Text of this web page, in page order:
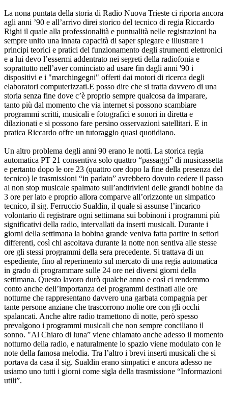
La nona puntata della storia di Radio Nuova Trieste ci riporta ancora
agli anni ’90 e all’arrivo direi storico del tecnico di regia Riccardo
Righi il quale alla professionalità e puntualità nelle registrazioni ha
sempre unito una innata capacità di saper spiegare e illustrare i
principi teorici e pratici del funzionamento degli strumenti elettronici
e a lui devo l’essermi addentrato nei segreti della radiofonia e
soprattutto nell’aver cominciato ad usare fin dagli anni '90 i
dispositivi e i "marchingegni" offerti dai motori di ricerca degli
elaboratori computerizzati.E posso dire che si tratta davvero di una
storia senza fine dove c’è proprio sempre qualcosa da imparare,
tanto più dal momento che via internet si possono scambiare
programmi scritti, musicali e fotografici e sonori in diretta e
dilazionati e si possono fare persino osservazioni satellitari. E in
pratica Riccardo offre un tutoraggio quasi quotidiano.
Un altro problema degli anni 90 erano le notti. La storica regia
automatica PT 21 consentiva solo quattro “passaggi” di musicassetta
e pertanto dopo le ore 23 (quattro ore dopo la fine della presenza del
tecnico) le trasmissioni “in parlato” avrebbero dovuto cedere il passo
al non stop musicale spalmato sull’andirivieni delle grandi bobine da
3 ore per lato e proprio allora comparve all’orizzonte un simpatico
tecnico, il sig. Ferruccio Sualdin, il quale si assunse l’incarico
volontario di registrare ogni settimana sui bobinoni i programmi più
significativi della radio, intervallati da inserti musicali. Durante i
giorni della settimana la bobina grande veniva fatta partire in settori
differenti, così chi ascoltava durante la notte non sentiva alle stesse
ore gli stessi programmi della sera precedente. Si trattava di un
espediente, fino al reperimento sul mercato di una regia automatica
in grado di programmare sulle 24 ore nei diversi giorni della
settimana. Questo lavoro durò qualche anno e così ci rendemmo
conto anche dell’importanza dei programmi destinati alle ore
notturne che rappresentano davvero una garbata compagnia per
tante persone anziane che trascorrono molte ore con gli occhi
spalancati. Anche altre radio tramettono di notte, però spesso
prevalgono i programmi musicali che non sempre conciliano il
sonno. "Al Chiaro di luna” viene chiamato anche adesso il momento
notturno della radio, e naturalmente lo spazio viene modulato con le
note della famosa melodia. Tra l’altro i brevi inserti musicali che si
portava da casa il sig. Sualdin erano simpatici e ancora adesso ne
usiamo uno tutti i giorni come sigla della trasmissione “Informazioni
utili”.